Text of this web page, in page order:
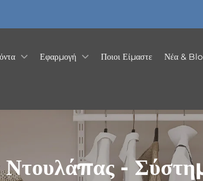
Εφαρμογή Ποιοι Είμαστε Νέα &
Ντουλάπας -